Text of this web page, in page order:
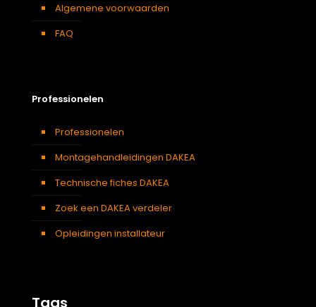
Algemene voorwaarden
FAQ
Professionelen
Professionelen
Montagehandleidingen DAKEA
Technische fiches DAKEA
Zoek een DAKEA verdeler
Opleidingen installateur
Tags